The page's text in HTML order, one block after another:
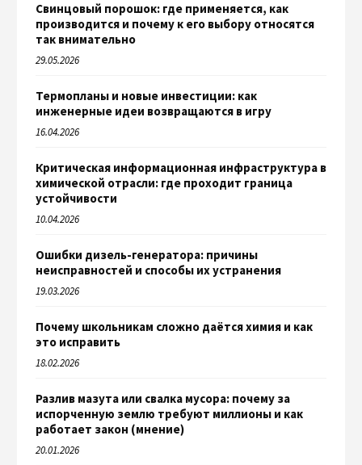
Свинцовый порошок: где применяется, как
производится и почему к его выбору относятся
так внимательно
29.05.2026
Термопланы и новые инвестиции: как
инженерные идеи возвращаются в игру
16.04.2026
Критическая информационная инфраструктура в
химической отрасли: где проходит граница
устойчивости
10.04.2026
Ошибки дизель-генератора: причины
неисправностей и способы их устранения
19.03.2026
Почему школьникам сложно даётся химия и как
это исправить
18.02.2026
Разлив мазута или свалка мусора: почему за
испорченную землю требуют миллионы и как
работает закон (мнение)
20.01.2026